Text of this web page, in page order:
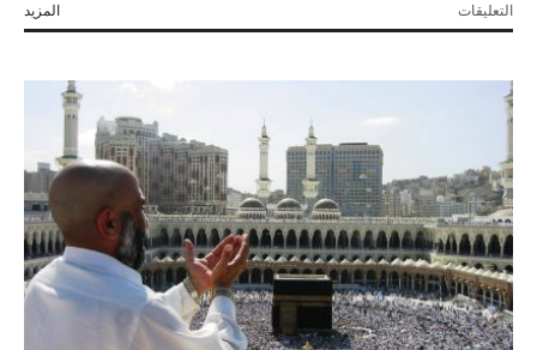
المزيد التعليقاتعلى
العدد
مجلة